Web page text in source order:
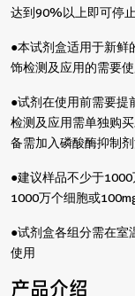
达到90%以上即可停止
●本试剂盒适用于新鲜
饰检测及应用的需要使
●试剂在使用前需要提
检测及应用需单独购
备需加入磷酸酶抑制
●建议样品不少于
1000万个细胞或
●试剂盒各组分需在室
使用
产品介绍